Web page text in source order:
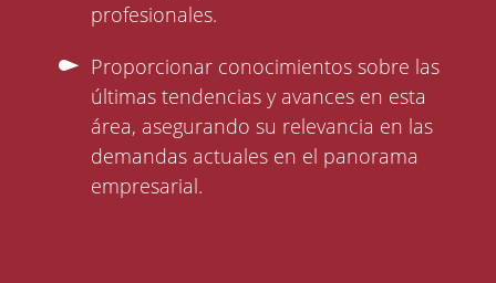
profesionales.
Proporcionar conocimientos sobre las
últimas tendencias y avances en esta
área, asegurando su relevancia en las
demandas actuales en el panorama
empresarial.